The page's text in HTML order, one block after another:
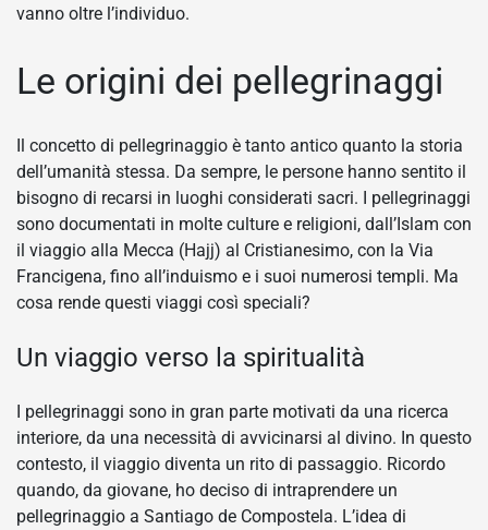
vanno oltre l’individuo.
Le origini dei pellegrinaggi
Il concetto di pellegrinaggio è tanto antico quanto la storia
dell’umanità stessa. Da sempre, le persone hanno sentito il
bisogno di recarsi in luoghi considerati sacri. I pellegrinaggi
sono documentati in molte culture e religioni, dall’Islam con
il viaggio alla Mecca (Hajj) al Cristianesimo, con la Via
Francigena, fino all’induismo e i suoi numerosi templi. Ma
cosa rende questi viaggi così speciali?
Un viaggio verso la spiritualità
I pellegrinaggi sono in gran parte motivati da una ricerca
interiore, da una necessità di avvicinarsi al divino. In questo
contesto, il viaggio diventa un rito di passaggio. Ricordo
quando, da giovane, ho deciso di intraprendere un
pellegrinaggio a Santiago de Compostela. L’idea di